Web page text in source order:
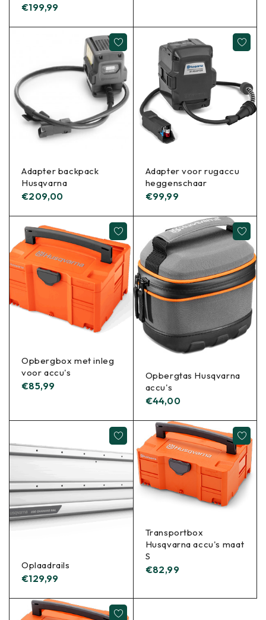
€199,99
Adapter backpack
Husqvarna
€209,00
Adapter voor rugaccu
heggenschaar
€99,99
Opbergbox met inleg
voor accu's
€85,99
Opbergtas Husqvarna
accu's
€44,00
Oplaadrails
€129,99
Transportbox
Husqvarna accu's maat
S
€82,99